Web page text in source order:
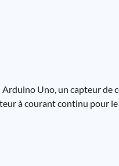
Uno, un capteur de
à courant continu pour